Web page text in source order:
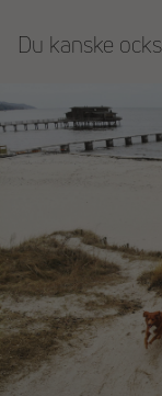
Du kanske